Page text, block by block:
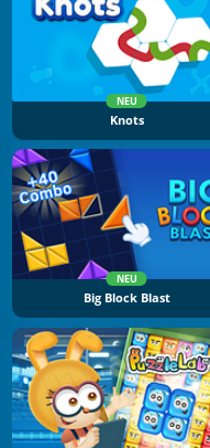
NEU
Knots
NEU
Big Block Blast